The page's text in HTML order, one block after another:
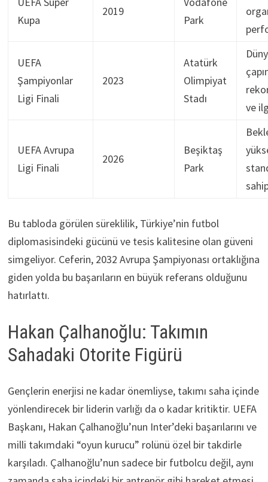
Kupa
2019
Park
UEFA
Şampiyonlar
Ligi Finali
2023
Atatürk
Olimpiyat
Stadı
ve
UEFA Avrupa
Ligi Finali
2026
Beşiktaş
Park
Bu tabloda görülen süreklilik, Türkiye’nin futbol
diplomasisindeki gücünü ve tesis kalitesine olan güveni
simgeliyor. Ceferin, 2032 Avrupa Şampiyonası ortaklığına
giden yolda bu başarıların en büyük referans olduğunu
hatırlattı.
Hakan Çalhanoğlu: Takımın
Sahadaki Otorite Figürü
Gençlerin enerjisi ne kadar önemliyse, takımı saha içinde
yönlendirecek bir liderin varlığı da o kadar kritiktir. UEFA
Başkanı, Hakan Çalhanoğlu’nun Inter’deki başarılarını ve
milli takımdaki “oyun kurucu” rolünü özel bir takdirle
karşıladı. Çalhanoğlu’nun sadece bir futbolcu değil, aynı